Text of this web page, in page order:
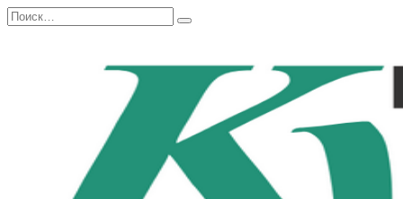
Перейти
к
Search
for: